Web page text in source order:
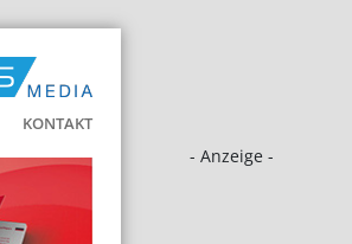
KONTAKT
- Anzeige -